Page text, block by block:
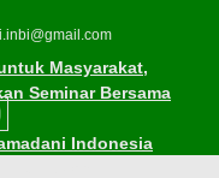
Masyarakat,
Seminar Bersama
Indonesia